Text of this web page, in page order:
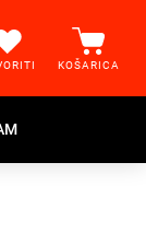
KOŠARICA